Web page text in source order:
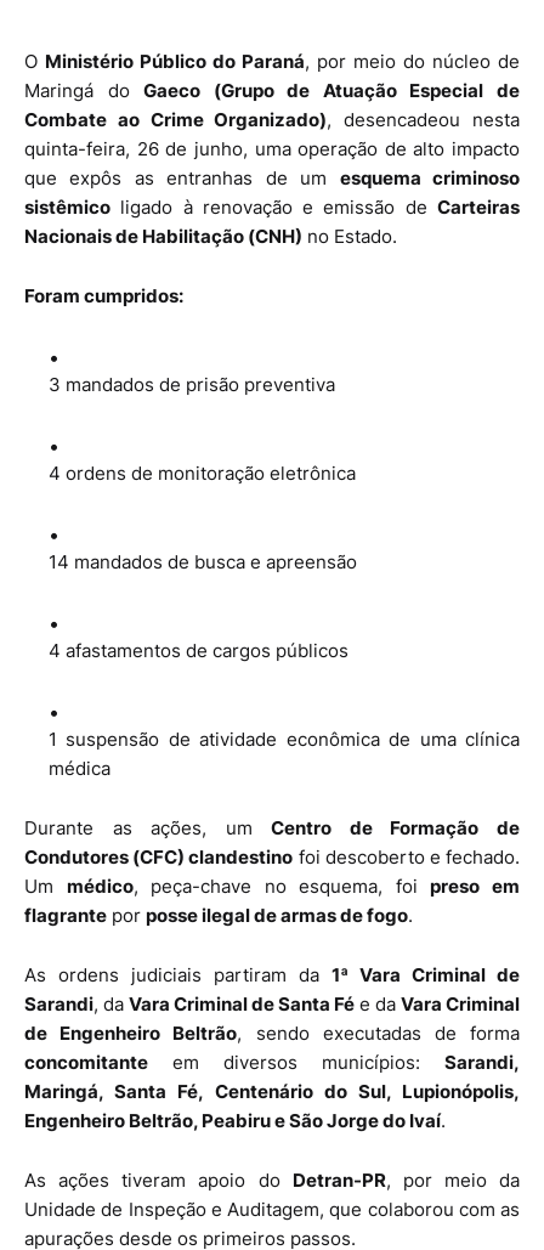
O Ministério Público do Paraná, por meio do núcleo de
Maringá doGaeco (Grupo de Atuação Especial de
Combate ao Crime Organizado), desencadeou nesta
quinta-feira, 26 de junho, uma operação de alto impacto
que expôs as entranhas de um esquema criminoso
sistêmico ligado à renovação e emissão de Carteiras
Nacionais de Habilitação (CNH) no Estado.
Foram cumpridos:
3 mandados de prisão preventiva
4 ordens de monitoração eletrônica
14 mandados de busca e apreensão
4 afastamentos de cargos públicos
1 suspensão de atividade econômica de uma clínica
médica
Durante as ações, umCentro de Formação de
Condutores (CFC) clandestino foi descoberto e fechado.
Um médico, peça-chave no esquema, foi preso em
flagrante por posse ilegal de armas de fogo.
As ordens judiciais partiram da 1ª Vara Criminal de
Sarandi, da Vara Criminal de Santa Fé e da Vara Criminal
de Engenheiro Beltrão, sendo executadas de forma
concomitante em diversos municípios: Sarandi,
Maringá, Santa Fé, Centenário do Sul, Lupionópolis,
Engenheiro Beltrão, Peabiru e São Jorge do Ivaí.
As ações tiveram apoio do Detran-PR, por meio da
Unidade de Inspeção e Auditagem, que colaborou com as
apurações desde os primeiros passos.